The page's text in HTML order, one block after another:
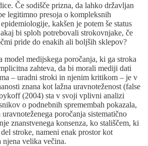
Če sodišče prizna, da lahko državljan
legitimno presoja o kompleksnih
kakšen je potem še status
bi sploh potrebovali strokovnjake, če
pride do enakih ali boljših sklepov?
medijskega poročanja, ki ga stroka
zahteva, da bi morali mediji dati
– uradni stroki in njenim kritikom – je v
znana kot lažna uravnoteženost (false
(2004) sta v svoji vplivni analizi
o podnebnih spremembah pokazala,
poročanja sistematično
znanstvenega konsenza, ko stališčem, ki
stroke, nameni enak prostor kot
velika večina.